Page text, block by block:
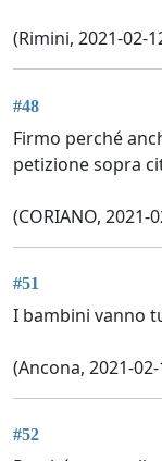
(Rimini, 2021-02-
#48
Firmo perché
petizione sopra
(CORIANO, 2021-
#51
I bambini vanno
(Ancona, 2021-
#52